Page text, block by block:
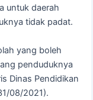
untuk daerah
tidak padat.
yang boleh
penduduknya
Dinas Pendidikan
08/2021).